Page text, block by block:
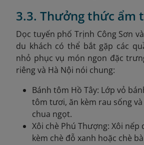
3.3. Thưởng thức ẩm
Dọc tuyến phố Trịnh Công Sơn
du khách có thể bắt gặp các
nhỏ phục vụ món ngon đặc
riêng và Hà Nội nói chung:
Bánh tôm Hồ Tây: Lớp vỏ
tôm tươi, ăn kèm rau sống
chua ngọt.
Xôi chè Phú Thượng: Xôi
kèm chè đỗ xanh hoặc chè